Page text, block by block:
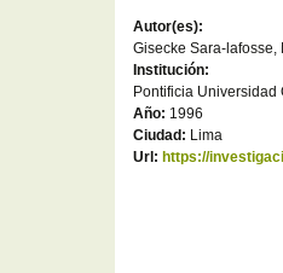
Autor(es):
Gisecke Sara-lafosse,
Institución:
Pontificia Universidad
Año: 1996
Ciudad: Lima
Url: https://